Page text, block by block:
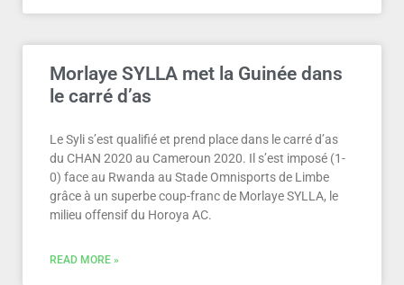
Morlaye SYLLA met la Guinée dans
le carré d’as
Le Syli s’est qualifié et prend place dans le carré d’as
du CHAN 2020 au Cameroun 2020. Il s’est imposé (1-
0) face au Rwanda au Stade Omnisports de Limbe
grâce à un superbe coup-franc de Morlaye SYLLA, le
milieu offensif du Horoya AC.
READ MORE »